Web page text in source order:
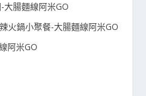
大腸麵線阿米GO
火鍋小聚餐-大腸麵線阿米GO
阿米GO